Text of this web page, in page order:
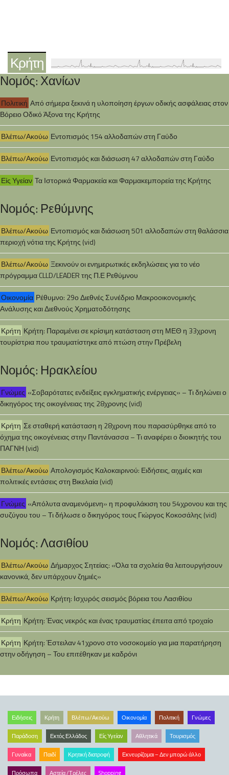
Κρήτη
Νομός: Χανίων
Πολιτική Από σήμερα ξεκινά η υλοποίηση έργων οδικής ασφάλειας στον
Βόρειο Οδικό Άξονα της Κρήτης
Βλέπω/Ακούω Εντοπισμός 154 αλλοδαπών στη Γαύδο
Βλέπω/Ακούω Εντοπισμός και διάσωση 47 αλλοδαπών στη Γαύδο
Είς Υγείαν Τα Ιστορικά Φαρμακεία και Φαρμακεμπορεία της Κρήτης
Νομός: Ρεθύμνης
Βλέπω/Ακούω Εντοπισμός και διάσωση 501 αλλοδαπών στη θαλάσσια
περιοχή νότια της Κρήτης (vid)
Βλέπω/Ακούω Ξεκινούν οι ενημερωτικές εκδηλώσεις για το νέο
πρόγραμμα CLLD/LEADER της Π.Ε Ρεθύμνου
Οικονομία Ρέθυμνο: 29ο Διεθνές Συνέδριο Μακροοικονομικής
Ανάλυσης και Διεθνούς Χρηματοδότησης
Κρήτη Κρήτη: Παραμένει σε κρίσιμη κατάσταση στη ΜΕΘ η 33χρονη
τουρίστρια που τραυματίστηκε από πτώση στην Πρέβελη
Νομός: Ηρακλείου
Γνώμες «Σοβαρότατες ενδείξεις εγκληματικής ενέργειας» – Τι δηλώνει ο
δικηγόρος της οικογένειας της 28χρονης (vid)
Κρήτη Σε σταθερή κατάσταση η 28χρονη που παρασύρθηκε από το
όχημα της οικογένειας στην Παντάνασσα – Τι αναφέρει ο διοικητής του
ΠΑΓΝΗ (vid)
Βλέπω/Ακούω Απολογισμός Καλοκαιρινού: Ειδήσεις, αιχμές και
πολιτικές εντάσεις στη Βικελαία (vid)
Γνώμες «Απόλυτα αναμενόμενη» η προφυλάκιση του 54χρονου και της
συζύγου του – Τι δήλωσε ο δικηγόρος τους Γιώργος Κοκοσάλης (vid)
Νομός: Λασιθίου
Βλέπω/Ακούω Δήμαρχος Σητείας: «Όλα τα σχολεία θα λειτουργήσουν
κανονικά, δεν υπάρχουν ζημιές»
Βλέπω/Ακούω Κρήτη: Ισχυρός σεισμός βόρεια του Λασιθίου
Κρήτη Κρήτη: Ένας νεκρός και ένας τραυματίας έπειτα από τροχαίο
Κρήτη Κρήτη: Έστειλαν 41χρονο στο νοσοκομείο για μια παρατήρηση
στην οδήγηση – Του επιτέθηκαν με καδρόνι
Ειδήσεις Κρήτη Βλέπω/Ακούω Οικονομία Πολιτική Γνώμες
Παράδοση Εκτός Ελλάδος Είς Υγείαν Αθλητικά Τουρισμός
Γυναίκα Παιδί Κρητική διατροφή Εκνευρίζομαι – Δεν μπορώ άλλο
Πρόσωπα Αστεία /Τρέλες Shopping